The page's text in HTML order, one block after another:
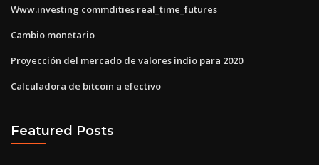
Www.investing commdities real_time_futures
Cambio monetario
Proyección del mercado de valores indio para 2020
Calculadora de bitcoin a efectivo
Featured Posts